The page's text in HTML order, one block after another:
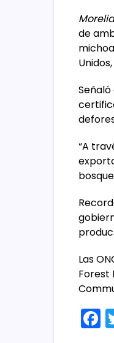
de
“A
Las
Forest
F